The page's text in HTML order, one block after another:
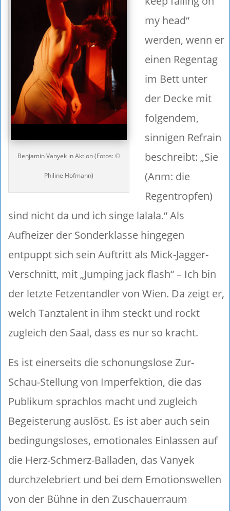
Benjamin Vanyek in Aktion (Fotos: ©
Philine Hofmann)
my head“
werden, wenn er
einen Regentag
im Bett unter
der Decke mit
folgendem,
sinnigen Refrain
beschreibt: „Sie
(Anm: die
Regentropfen)
sind nicht da und ich singe lalala.“ Als
Aufheizer der Sonderklasse hingegen
entpuppt sich sein Auftritt als Mick-Jagger-
Verschnitt, mit „Jumping jack flash“ – Ich bin
der letzte Fetzentandler von Wien. Da zeigt er,
welch Tanztalent in ihm steckt und rockt
zugleich den Saal, dass es nur so kracht.
Es ist einerseits die schonungslose Zur-
Schau-Stellung von Imperfektion, die das
Publikum sprachlos macht und zugleich
Begeisterung auslöst. Es ist aber auch sein
bedingungsloses, emotionales Einlassen auf
die Herz-Schmerz-Balladen, das Vanyek
durchzelebriert und bei dem Emotionswellen
von der Bühne in den Zuschauerraum